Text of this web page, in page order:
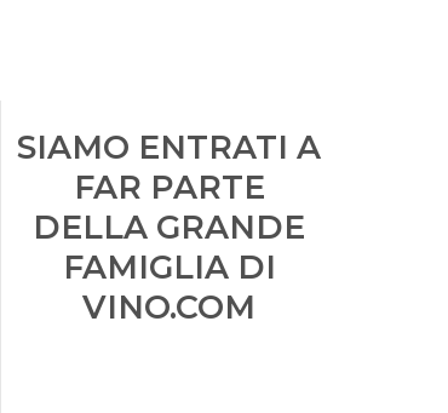
SIAMO ENTRATI A
FAR PARTE
DELLA GRANDE
FAMIGLIA DI
VINO.COM